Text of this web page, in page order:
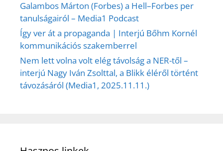
Galambos Márton (Forbes) a Hell–Forbes per
tanulságairól – Media1 Podcast
Így ver át a propaganda | Interjú Bőhm Kornél
kommunikációs szakemberrel
Nem lett volna volt elég távolság a NER-től –
interjú Nagy Iván Zsolttal, a Blikk éléről történt
távozásáról (Media1, 2025.11.11.)